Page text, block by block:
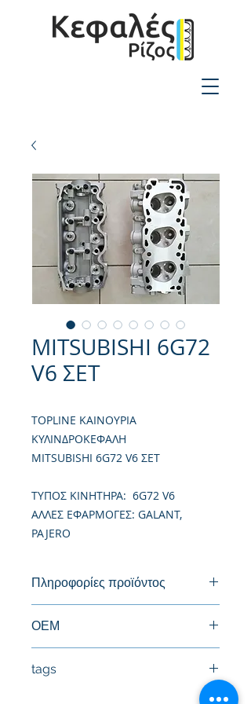
MITSUBISHI 6G72
V6 ΣΕΤ
TOPLINE ΚΑΙΝΟΥΡΙΑ
ΚΥΛΙΝΔΡΟΚΕΦΑΛΗ
MITSUBISHI 6G72 V6 ΣΕΤ
TΥΠΟΣ ΚΙΝΗΤΗΡΑ: 6G72 V6
ΑΛΛΕΣ ΕΦΑΡΜΟΓΕΣ: GALANT,
PAJERO
Πληροφορίες προϊόντος
ΟΕΜ
MD301620, MD182213
tags